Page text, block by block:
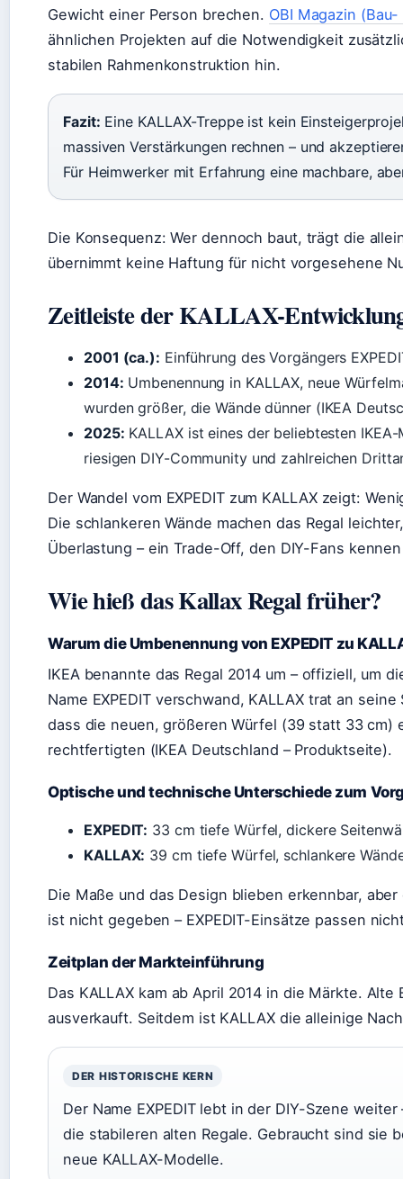
Gewicht einer Person brechen. OBI Magazin
ähnlichen Projekten auf die Notwendigkeit
stabilen Rahmenkonstruktion hin.
Fazit: Eine KALLAX-Treppe ist kein
massiven Verstärkungen rechnen – und
Für Heimwerker mit Erfahrung eine machbare,
Die Konsequenz: Wer dennoch baut, trägt die
übernimmt keine Haftung für nicht vorgesehene
Zeitleiste der KALLAX-
2001 (ca.): Einführung des Vorgängers
2014: Umbenennung in KALLAX, neue
wurden größer, die Wände dünner (IKEA
2025: KALLAX ist eines der beliebtesten
riesigen DIY-Community und zahlreichen
Der Wandel vom EXPEDIT zum KALLAX zeigt:
Die schlankeren Wände machen das Regal
Überlastung – ein Trade-Off, den DIY-Fans
Wie hieß das Kallax Regal früher?
Warum die Umbenennung von EXPEDIT zu
IKEA benannte das Regal 2014 um – offiziell, um
Name EXPEDIT verschwand, KALLAX trat an
dass die neuen, größeren Würfel (39 statt 33 cm)
rechtfertigten (IKEA Deutschland – Produktseite).
Optische und technische Unterschiede zum
EXPEDIT: 33 cm tiefe Würfel, dickere
KALLAX: 39 cm tiefe Würfel, schlankere
Die Maße und das Design blieben erkennbar,
ist nicht gegeben – EXPEDIT-Einsätze passen
Zeitplan der Markteinführung
Das KALLAX kam ab April 2014 in die Märkte. Alte
ausverkauft. Seitdem ist KALLAX die alleinige
DER HISTORISCHE KERN
Der Name EXPEDIT lebt in der DIY-Szene
die stabileren alten Regale. Gebraucht sind sie
neue KALLAX-Modelle.